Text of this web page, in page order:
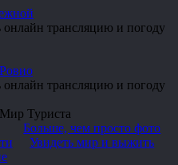
трансляцию и погоду
трансляцию и погоду
Туриста
Больше, чем просто фото
Увидеть мир и выжить